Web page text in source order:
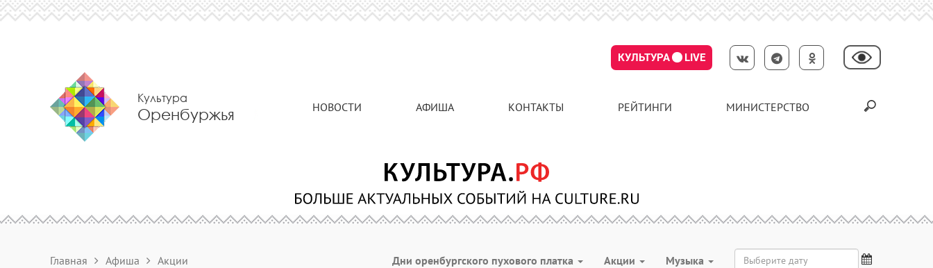
КУЛЬТУРА LIVE
Культура
Оренбуржья НОВОСТИ АФИША КОНТАКТЫ РЕЙТИНГИ МИНИСТЕРСТВО
Главная Афиша Акции Дни оренбургского пухового платка Акции Музыка